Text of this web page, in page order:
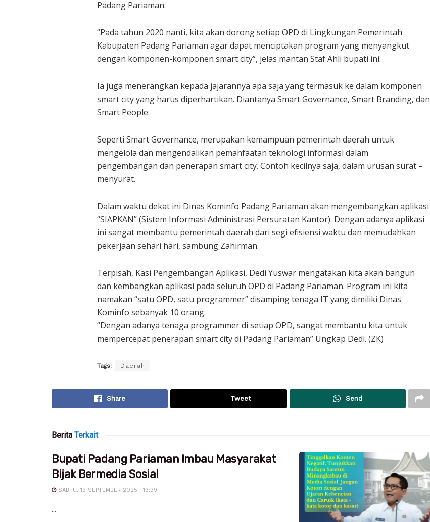
Padang Pariaman.
“Pada tahun 2020 nanti, kita akan dorong setiap OPD di Lingkungan Pemerintah
Kabupaten Padang Pariaman agar dapat menciptakan program yang menyangkut
dengan komponen-komponen smart city”, jelas mantan Staf Ahli bupati ini.
Ia juga menerangkan kepada jajarannya apa saja yang termasuk ke dalam komponen
smart city yang harus diperhartikan. Diantanya Smart Governance, Smart Branding, dan
Smart People.
Seperti Smart Governance, merupakan kemampuan pemerintah daerah untuk
mengelola dan mengendalikan pemanfaatan teknologi informasi dalam
pengembangan dan penerapan smart city. Contoh kecilnya saja, dalam urusan surat –
menyurat.
Dalam waktu dekat ini Dinas Kominfo Padang Pariaman akan mengembangkan aplikasi
“SIAPKAN” (Sistem Informasi Administrasi Persuratan Kantor). Dengan adanya aplikasi
ini sangat membantu pemerintah daerah dari segi efisiensi waktu dan memudahkan
pekerjaan sehari hari, sambung Zahirman.
Terpisah, Kasi Pengembangan Aplikasi, Dedi Yuswar mengatakan kita akan bangun
dan kembangkan aplikasi pada seluruh OPD di Padang Pariaman. Program ini kita
namakan “satu OPD, satu programmer” disamping tenaga IT yang dimiliki Dinas
Kominfo sebanyak 10 orang.
“Dengan adanya tenaga programmer di setiap OPD, sangat membantu kita untuk
mempercepat penerapan smart city di Padang Pariaman” Ungkap Dedi. (ZK)
Tags: Daerah
Share Tweet Send
Berita Terkait
Bupati Padang Pariaman Imbau Masyarakat
Bijak Bermedia Sosial
SABTU, 13 SEPTEMBER 2025 | 13:39
...